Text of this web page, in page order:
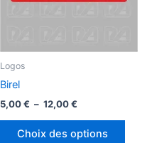
Logos
Birel
5,00€ – 12,00€
prix :
5,00 €
Choix des options
Ce